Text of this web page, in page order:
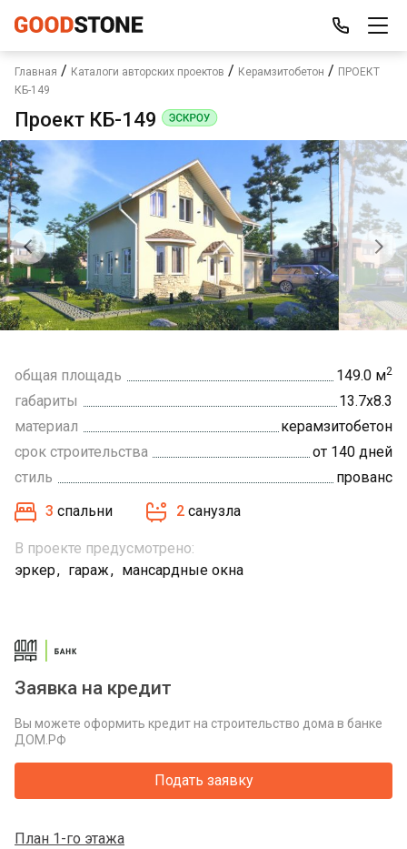
Главная / Каталоги авторских проектов / Керамзитобетон / ПРОЕКТ
КБ-149
Проект КБ-149
общая площадь 149.0 м2
габариты
13.7х8.3
материал
керамзитобетон
срок строительства
от 140 дней
стиль
прованс
3 спальни 2 санузла
В проекте предусмотрено:
эркер
гараж мансардные окна
Заявка на кредит
Вы можете оформить кредит на строительство дома в банке
ДОМ.РФ
Подать заявку
План 1-го этажа